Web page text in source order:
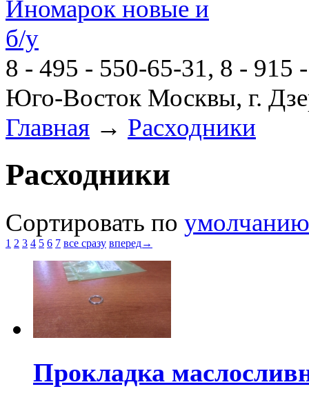
8 - 495 - 550-65-31, 8 - 915
Юго-Восток Москвы, г.
Главная → Расходники
Расходники
Сортировать по умолчанию
1 2 3 4 5 6 7 все сразу вперед→
Прокладка